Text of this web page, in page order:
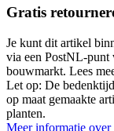
Gratis
Je kunt dit artikel
via een PostNL-
bouwmarkt. Lees
Let op: De
op maat gemaakte
planten.
Meer informatie over